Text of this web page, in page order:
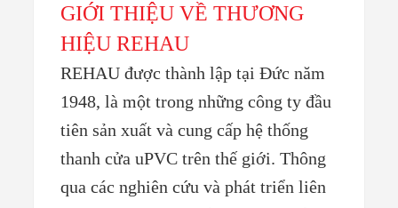
GIỚI THIỆU VỀ THƯƠNG
HIỆU REHAU
REHAU được thành lập tại Đức năm
1948, là một trong những công ty đầu
tiên sản xuất và cung cấp hệ thống
thanh cửa uPVC trên thế giới. Thông
qua các nghiên cứu và phát triển liên